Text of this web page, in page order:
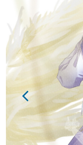
ニコニコQ